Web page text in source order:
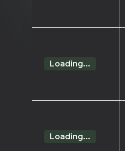
Loading...
Loading...